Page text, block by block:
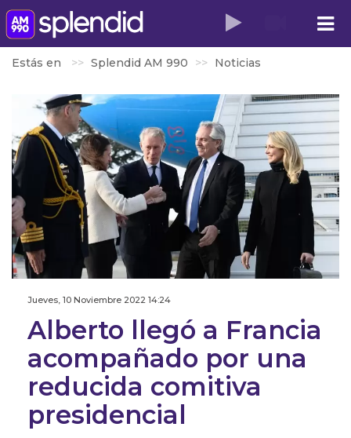
Estás en Splendid AM 990 Noticias
Jueves, 10 Noviembre 2022 14:24
Alberto llegó a Francia
acompañado por una
reducida comitiva
presidencial